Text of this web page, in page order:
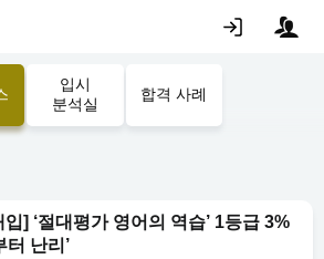
입시
분석실
합격 사례
] ‘절대평가 영어의 역습’ 1등급 3%
터 난리’